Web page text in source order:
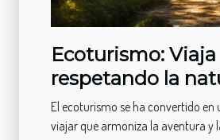
Ecoturismo: Viaja
respetando la
El ecoturismo se ha convertido en
viajar que armoniza la aventura y